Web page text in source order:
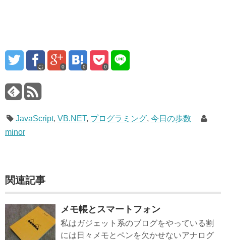
0 0 0
JavaScript, VB.NET, プログラミング, 今日の歩数
minor
関連記事
メモ帳とスマートフォン
私はガジェット系のブログをやっている割
には日々メモとペンを欠かせないアナログ